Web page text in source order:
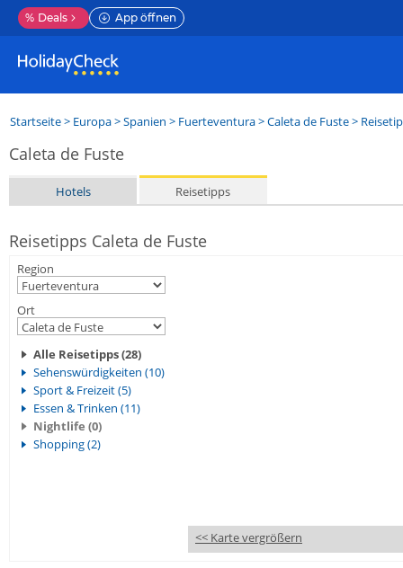
% Deals App öffnen
Startseite> Europa>Spanien > Fuerteventura>Caleta de Fuste>
Caleta de Fuste
Hotels Reisetipps
Reisetipps Caleta de Fuste
Region
Ort
Alle Reisetipps (28)
Sehenswürdigkeiten (10)
Sport & Freizeit (5)
Essen & Trinken (11)
Nightlife (0)
Shopping (2)
<< Karte vergrößern